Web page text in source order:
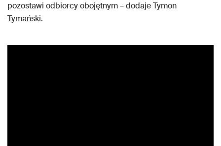
pozostawi odbiorcy obojętnym – dodaje Tymon
Tymański.